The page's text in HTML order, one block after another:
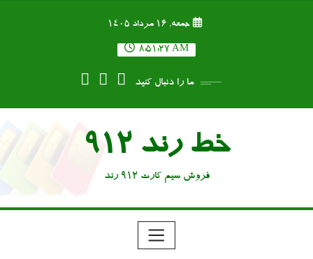
جمعه, ۱۶ مرداد ۱۴۰۵
8:51:29 AM
ما را دنبال کنید
خط رند 912
فروش سیم کارت 912 رند